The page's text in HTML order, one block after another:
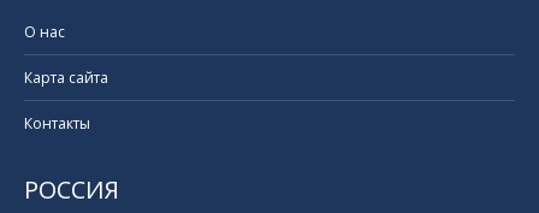
РОССИЯ
О нас
Карта сайта
Контакты